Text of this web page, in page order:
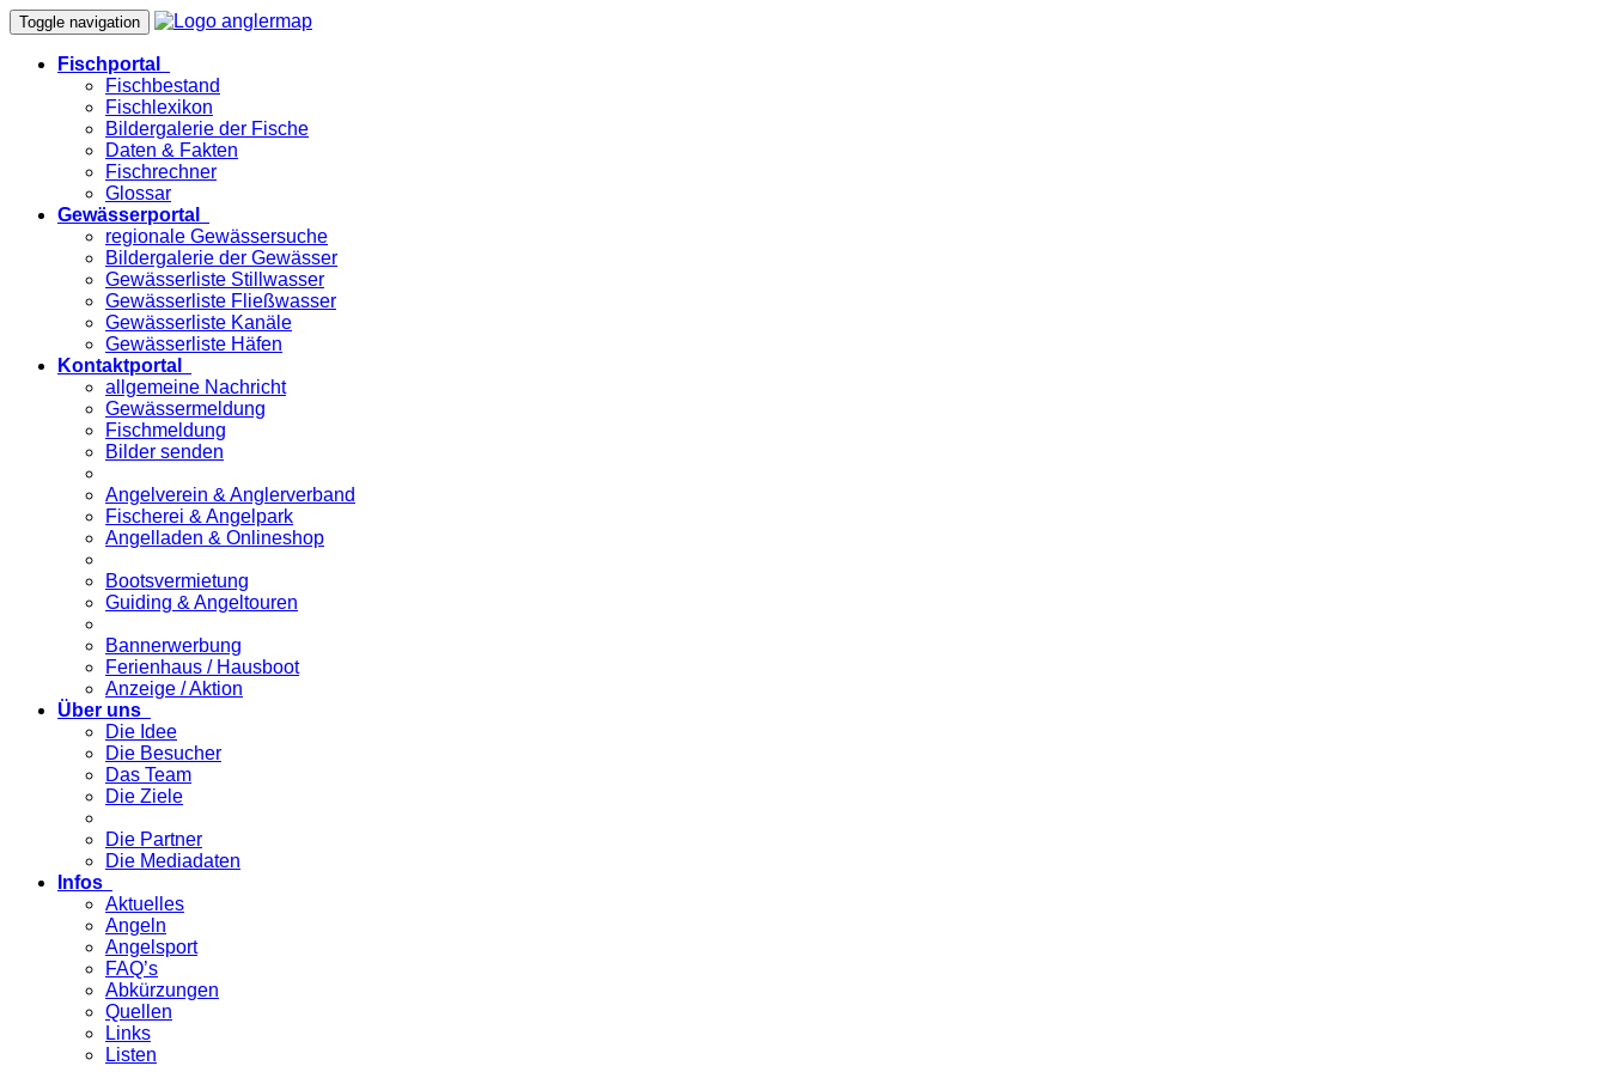
Toggle navigation
Fischportal
Fischbestand
Fischlexikon
Bildergalerie der Fische
Daten & Fakten
Fischrechner
Glossar
Gewässerportal
regionale Gewässersuche
Bildergalerie der Gewässer
Gewässerliste Stillwasser
Gewässerliste Fließwasser
Gewässerliste Kanäle
Gewässerliste Häfen
Kontaktportal
allgemeine Nachricht
Gewässermeldung
Fischmeldung
Bilder senden
Angelverein & Anglerverband
Fischerei & Angelpark
Angelladen & Onlineshop
Bootsvermietung
Guiding & Angeltouren
Bannerwerbung
Ferienhaus / Hausboot
Anzeige / Aktion
Über uns
Die Idee
Die Besucher
Das Team
Die Ziele
Die Partner
Die Mediadaten
Infos
Aktuelles
Angeln
Angelsport
FAQ’s
Abkürzungen
Quellen
Links
Listen